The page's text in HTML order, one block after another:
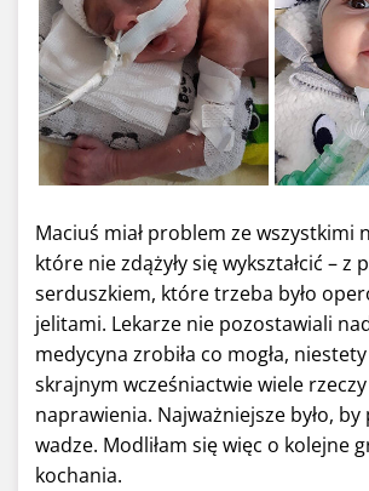
Maciuś miał problem ze wszystkimi
które nie zdążyły się wykształcić – z
serduszkiem, które trzeba było
jelitami. Lekarze nie pozostawiali
medycyna zrobiła co mogła,
skrajnym wcześniactwie wiele
naprawienia. Najważniejsze było, by
wadze. Modliłam się więc o kolejne
kochania.